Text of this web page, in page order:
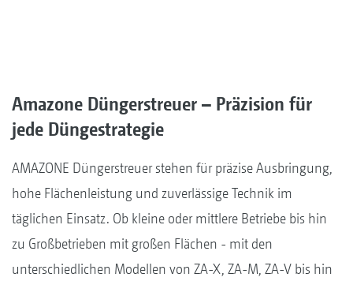
Amazone Düngerstreuer – Präzision für
jede Düngestrategie
AMAZONE Düngerstreuer stehen für präzise Ausbringung,
hohe Flächenleistung und zuverlässige Technik im
täglichen Einsatz. Ob kleine oder mittlere Betriebe bis hin
zu Großbetrieben mit großen Flächen - mit den
unterschiedlichen Modellen von ZA-X, ZA-M, ZA-V bis hin